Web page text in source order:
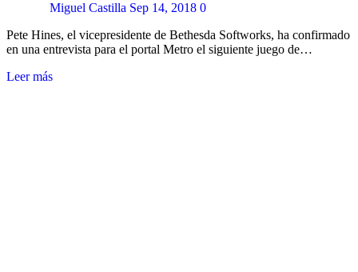
Miguel Castilla Sep 14, 2018 0
Pete Hines, el vicepresidente de Bethesda Softworks, ha confirmado
en una entrevista para el portal Metro el siguiente juego de…
Leer más